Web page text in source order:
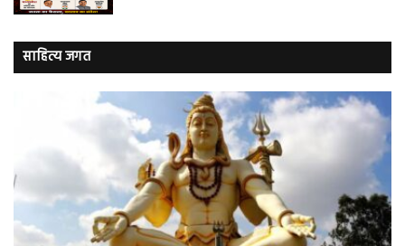
साहित्य जगत